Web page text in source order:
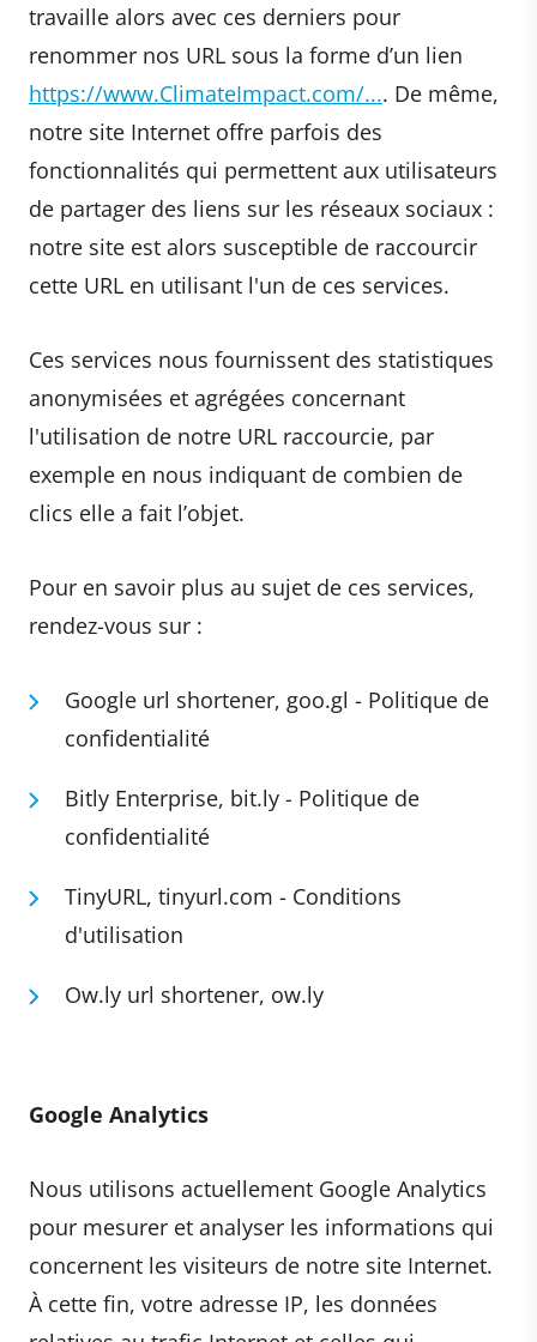
travaille alors avec ces derniers pour
renommer nos URL sous la forme d’un lien
https://www.ClimateImpact.com/.... De même,
notre site Internet offre parfois des
fonctionnalités qui permettent aux utilisateurs
de partager des liens sur les réseaux sociaux :
notre site est alors susceptible de raccourcir
cette URL en utilisant l'un de ces services.
Ces services nous fournissent des statistiques
anonymisées et agrégées concernant
l'utilisation de notre URL raccourcie, par
exemple en nous indiquant de combien de
clics elle a fait l’objet.
Pour en savoir plus au sujet de ces services,
rendez-vous sur :
Google url shortener, goo.gl - Politique de
confidentialité
Bitly Enterprise, bit.ly - Politique de
confidentialité
TinyURL, tinyurl.com - Conditions
d'utilisation
Ow.ly url shortener, ow.ly
Google Analytics
Nous utilisons actuellement Google Analytics
pour mesurer et analyser les informations qui
concernent les visiteurs de notre site Internet.
À cette fin, votre adresse IP, les données